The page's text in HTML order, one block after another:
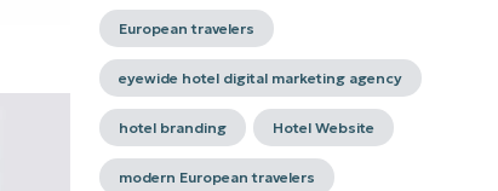
European travelers
eyewide hotel digital marketing agency
hotel branding Hotel Website
modern European travelers